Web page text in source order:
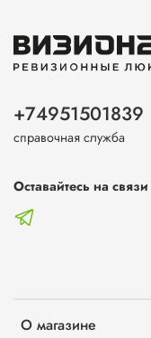
О магазине
+74951501839
справочная служба
Оставайтесь на связи